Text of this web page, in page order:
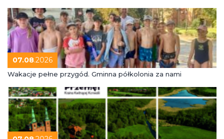
07.08.2026
Wakacje pełne przygód. Gminna półkolonia za nami